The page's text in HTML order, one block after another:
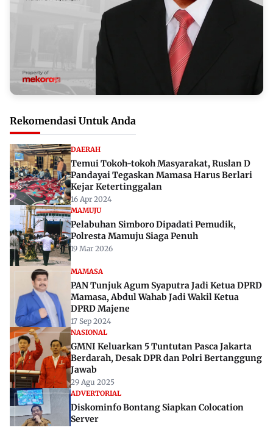
Rekomendasi Untuk Anda
DAERAH
Temui Tokoh-tokoh Masyarakat, Ruslan D
Pandayai Tegaskan Mamasa Harus Berlari
Kejar Ketertinggalan
16 Apr 2024
MAMUJU
Pelabuhan Simboro Dipadati Pemudik,
Polresta Mamuju Siaga Penuh
19 Mar 2026
MAMASA
PAN Tunjuk Agum Syaputra Jadi Ketua DPRD
Mamasa, Abdul Wahab Jadi Wakil Ketua
DPRD Majene
17 Sep 2024
NASIONAL
GMNI Keluarkan 5 Tuntutan Pasca Jakarta
Berdarah, Desak DPR dan Polri Bertanggung
Jawab
29 Agu 2025
ADVERTORIAL
Diskominfo Bontang Siapkan Colocation
Server